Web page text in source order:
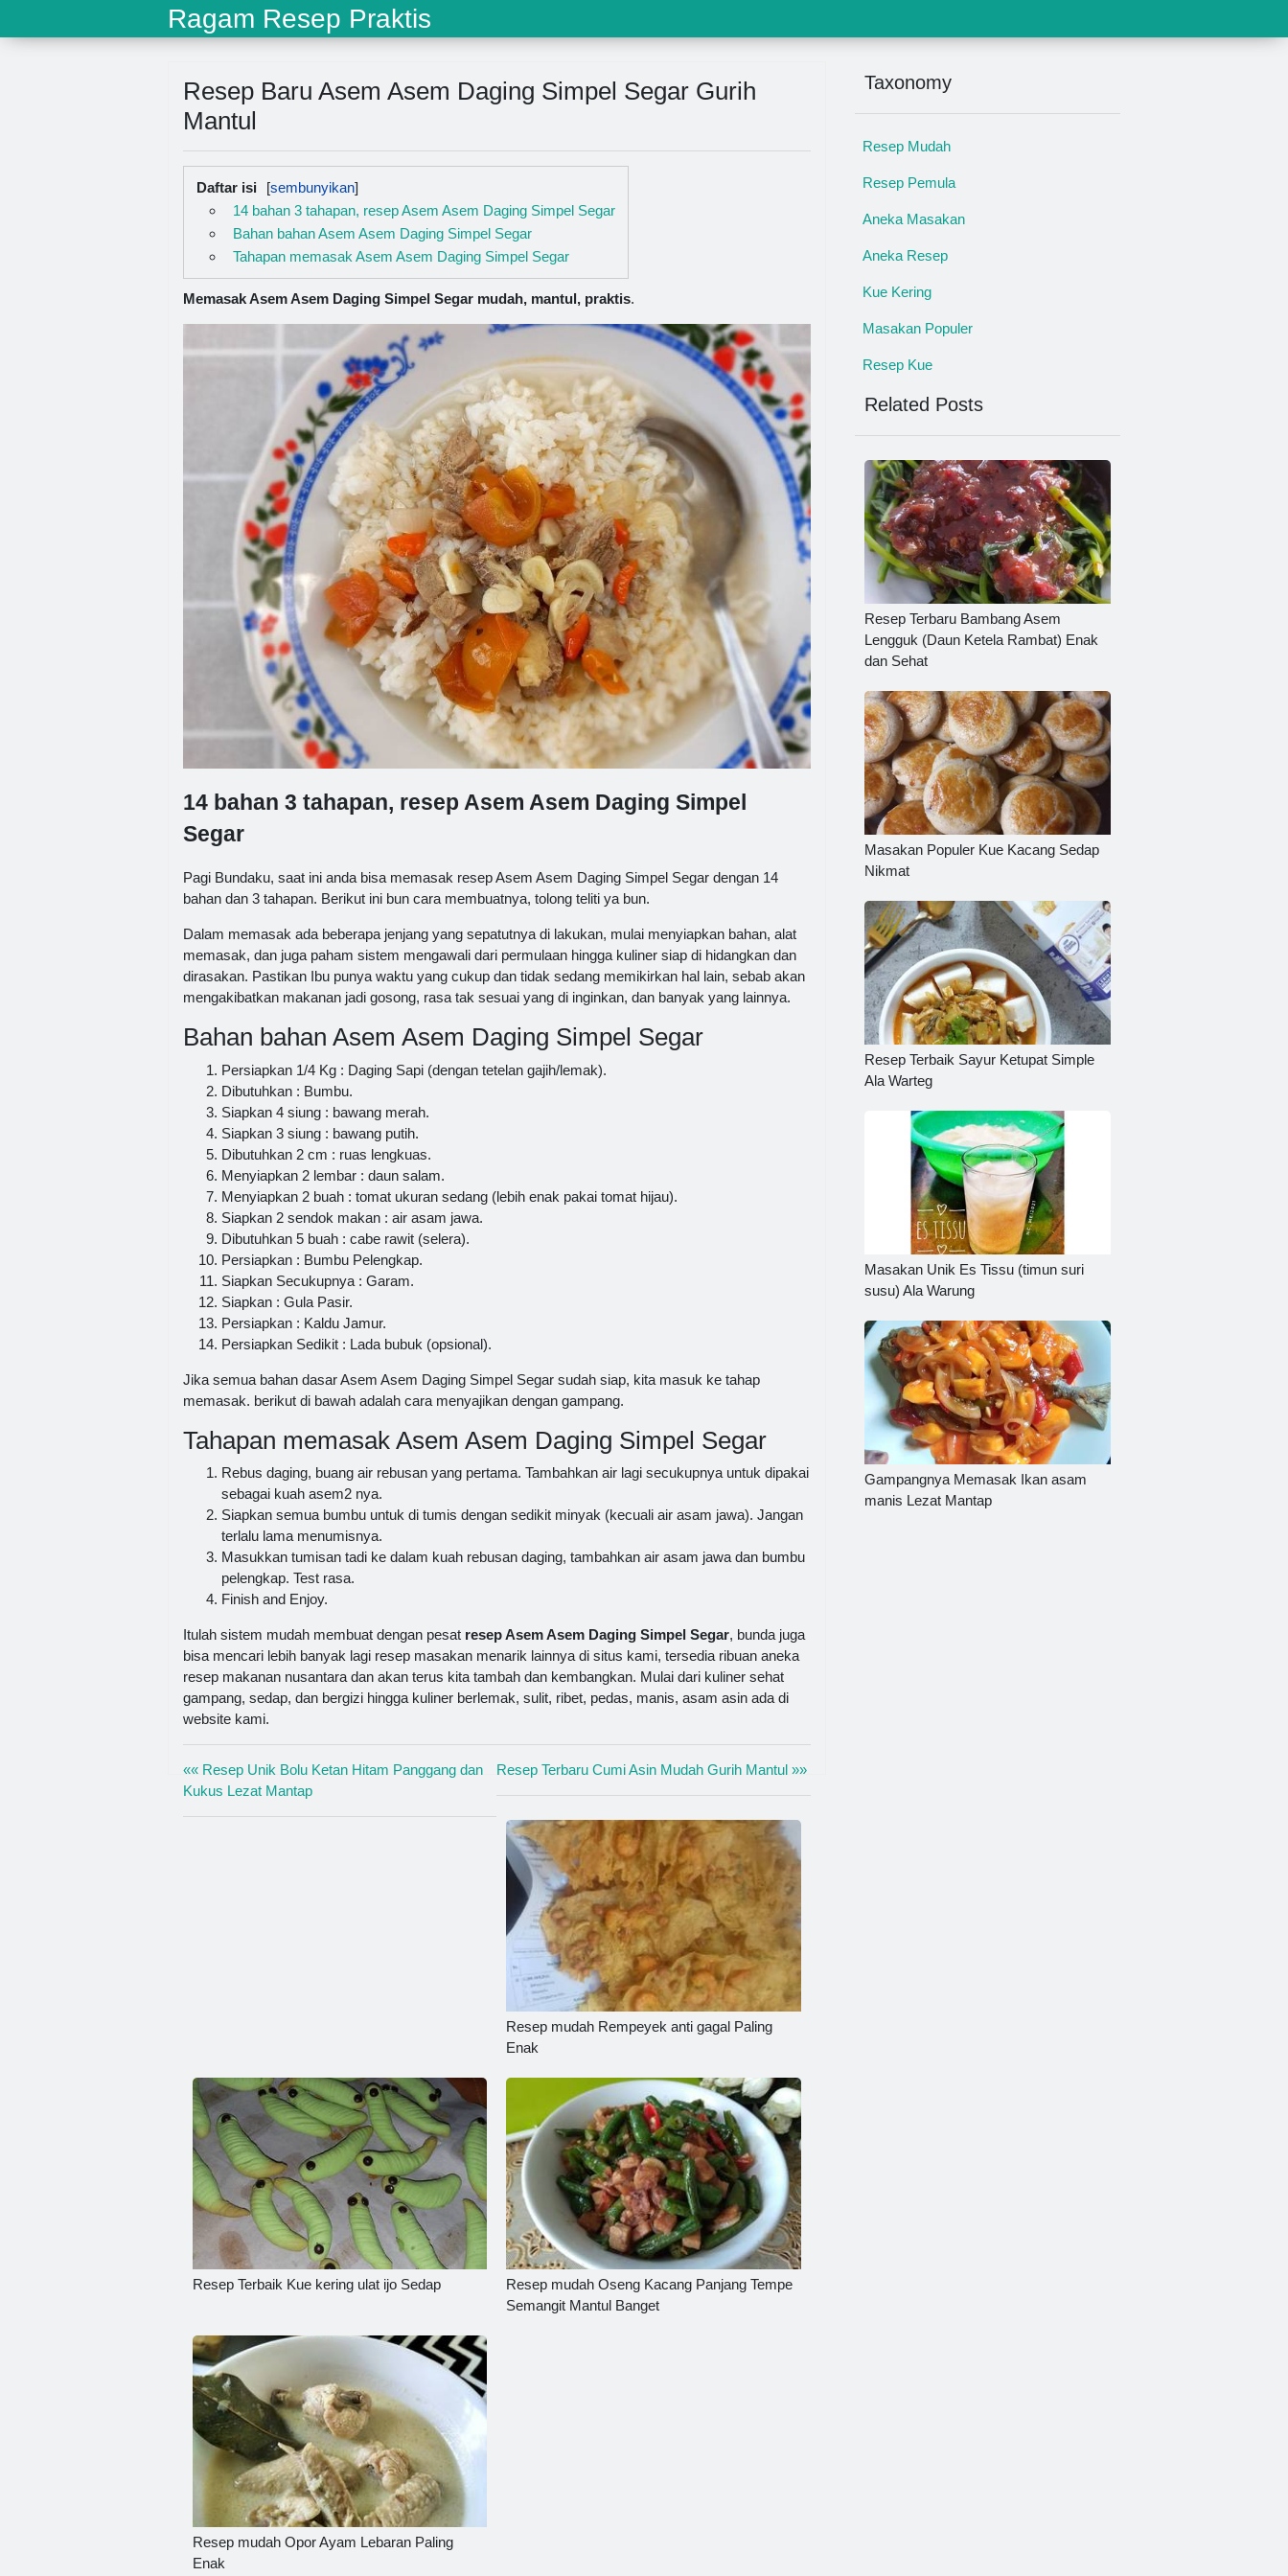
Ragam Resep Praktis
Resep Baru Asem Asem Daging Simpel Segar Gurih
Mantul
Daftar isi
14 bahan 3 tahapan, resep Asem Asem Daging Simpel Segar
Bahan bahan Asem Asem Daging Simpel Segar
Tahapan memasak Asem Asem Daging Simpel Segar
Memasak Asem Asem Daging Simpel Segar mudah, mantul, praktis.
14 bahan 3 tahapan, resep Asem Asem Daging Simpel
Segar
Pagi Bundaku, saat ini anda bisa memasak resep Asem Asem Daging Simpel Segar dengan 14
bahan dan 3 tahapan. Berikut ini bun cara membuatnya, tolong teliti ya bun.
Dalam memasak ada beberapa jenjang yang sepatutnya di lakukan, mulai menyiapkan bahan, alat
memasak, dan juga paham sistem mengawali dari permulaan hingga kuliner siap di hidangkan dan
dirasakan. Pastikan Ibu punya waktu yang cukup dan tidak sedang memikirkan hal lain, sebab akan
mengakibatkan makanan jadi gosong, rasa tak sesuai yang di inginkan, dan banyak yang lainnya.
Bahan bahan Asem Asem Daging Simpel Segar
Persiapkan 1/4 Kg : Daging Sapi (dengan tetelan gajih/lemak).
Dibutuhkan : Bumbu.
Siapkan 4 siung : bawang merah.
Siapkan 3 siung : bawang putih.
Dibutuhkan 2 cm : ruas lengkuas.
Menyiapkan 2 lembar : daun salam.
Menyiapkan 2 buah : tomat ukuran sedang (lebih enak pakai tomat hijau).
Siapkan 2 sendok makan : air asam jawa.
Dibutuhkan 5 buah : cabe rawit (selera).
Persiapkan : Bumbu Pelengkap.
Siapkan Secukupnya : Garam.
Siapkan : Gula Pasir.
Persiapkan : Kaldu Jamur.
Persiapkan Sedikit : Lada bubuk (opsional).
Jika semua bahan dasar Asem Asem Daging Simpel Segar sudah siap, kita masuk ke tahap
memasak. berikut di bawah adalah cara menyajikan dengan gampang.
Tahapan memasak Asem Asem Daging Simpel Segar
Rebus daging, buang air rebusan yang pertama. Tambahkan air lagi secukupnya untuk dipakai
sebagai kuah asem2 nya.
Siapkan semua bumbu untuk di tumis dengan sedikit minyak (kecuali air asam jawa). Jangan
terlalu lama menumisnya.
Masukkan tumisan tadi ke dalam kuah rebusan daging, tambahkan air asam jawa dan bumbu
pelengkap. Test rasa.
Finish and Enjoy.
Itulah sistem mudah membuat dengan pesat resep Asem Asem Daging Simpel Segar, bunda juga
bisa mencari lebih banyak lagi resep masakan menarik lainnya di situs kami, tersedia ribuan aneka
resep makanan nusantara dan akan terus kita tambah dan kembangkan. Mulai dari kuliner sehat
gampang, sedap, dan bergizi hingga kuliner berlemak, sulit, ribet, pedas, manis, asam asin ada di
website kami.
«« Resep Unik Bolu Ketan Hitam Panggang dan
Kukus Lezat Mantap
Resep Terbaru Cumi Asin Mudah Gurih Mantul »»
Resep mudah Rempeyek anti gagal Paling
Enak
Resep Terbaik Kue kering ulat ijo Sedap
Resep mudah Oseng Kacang Panjang Tempe
Semangit Mantul Banget
Resep mudah Opor Ayam Lebaran Paling
Enak
Taxonomy
Resep Mudah
Resep Pemula
Aneka Masakan
Aneka Resep
Kue Kering
Masakan Populer
Resep Kue
Related Posts
Resep Terbaru Bambang Asem
Lengguk (Daun Ketela Rambat) Enak
dan Sehat
Masakan Populer Kue Kacang Sedap
Nikmat
Resep Terbaik Sayur Ketupat Simple
Ala Warteg
Masakan Unik Es Tissu (timun suri
susu) Ala Warung
Gampangnya Memasak Ikan asam
manis Lezat Mantap